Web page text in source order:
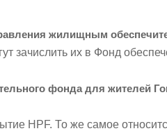
жилищным
зачислить их в Фонд
фонда для жителей
HPF. То же самое